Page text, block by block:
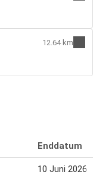
12.64 km
Enddatum
10 Juni 2026